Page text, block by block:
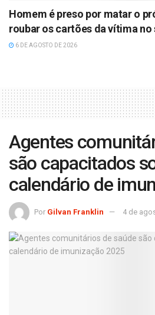
Homem é preso por matar o
roubar os cartões da vítima no
6 DE AGOSTO DE 2026
Agentes
são capacitados
calendário de
Por Gilvan Franklin 4 de